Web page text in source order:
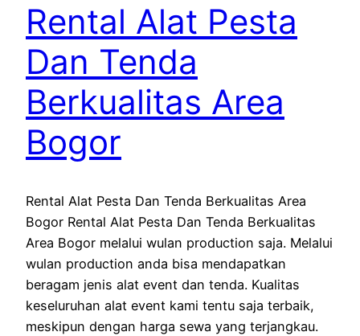
Rental Alat Pesta
Dan Tenda
Berkualitas Area
Bogor
Rental Alat Pesta Dan Tenda Berkualitas Area
Bogor Rental Alat Pesta Dan Tenda Berkualitas
Area Bogor melalui wulan production saja. Melalui
wulan production anda bisa mendapatkan
beragam jenis alat event dan tenda. Kualitas
keseluruhan alat event kami tentu saja terbaik,
meskipun dengan harga sewa yang terjangkau.